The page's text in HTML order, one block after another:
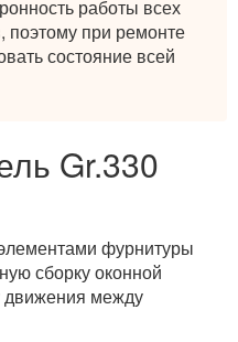
работы всех
при ремонте
состояние всей
Gr.330
фурнитуры
сборку оконной
движения между